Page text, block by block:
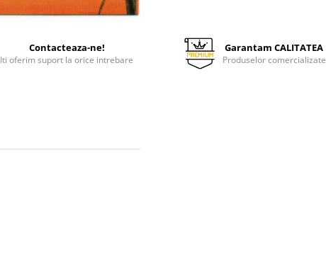
Contacteaza-ne!
Iti oferim suport la orice intrebare
Garantam CALITATEA
Produselor comercializate